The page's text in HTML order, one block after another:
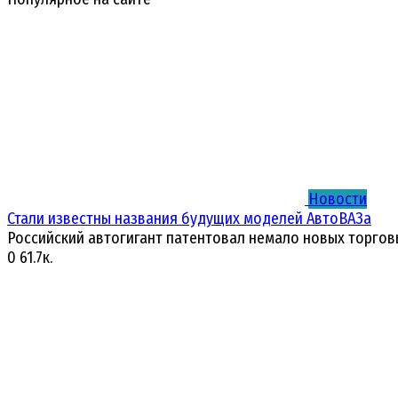
Новости
Стали известны названия будущих моделей АвтоВАЗа
Российский автогигант патентовал немало новых
0 61.7к.